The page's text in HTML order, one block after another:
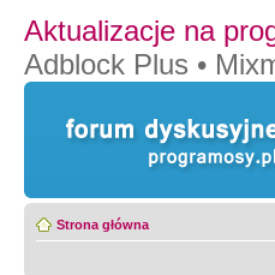
Aktualizacje na
Adblock Plus •
Strona główna